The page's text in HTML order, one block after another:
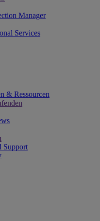
Manager
Services
& Ressourcen
Support